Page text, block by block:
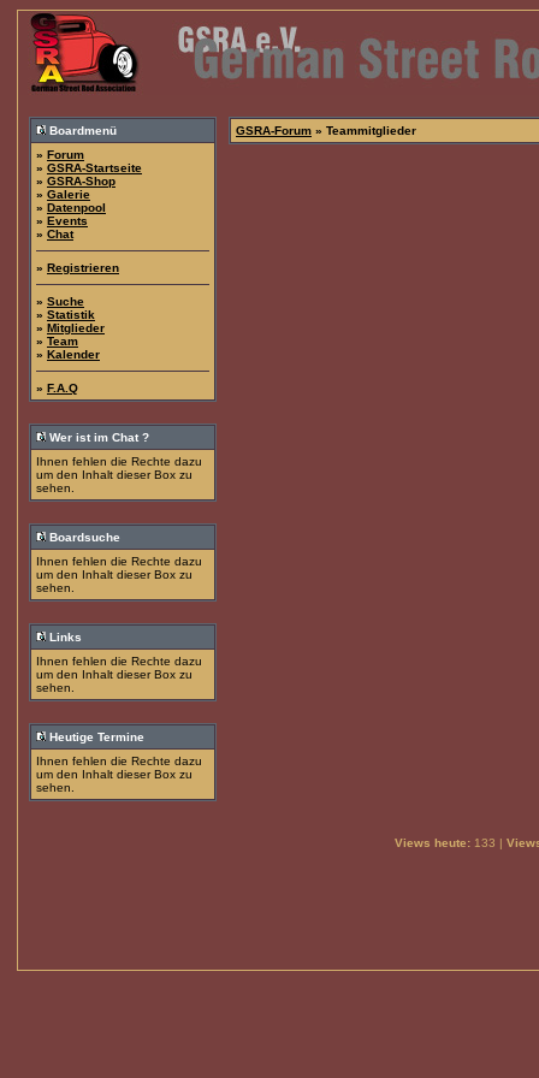
Boardmenü
» Forum
» GSRA-Startseite
» GSRA-Shop
» Galerie
» Datenpool
» Events
» Chat
» Registrieren
» Suche
» Statistik
» Mitglieder
» Team
» Kalender
» F.A.Q
Wer ist im Chat ?
Ihnen fehlen die Rechte dazu
um den Inhalt dieser Box zu
sehen.
Boardsuche
Ihnen fehlen die Rechte dazu
um den Inhalt dieser Box zu
sehen.
Links
Ihnen fehlen die Rechte dazu
um den Inhalt dieser Box zu
sehen.
Heutige Termine
Ihnen fehlen die Rechte dazu
um den Inhalt dieser Box zu
sehen.
GSRA-Forum » Teammitglieder
Views heute: 133 |